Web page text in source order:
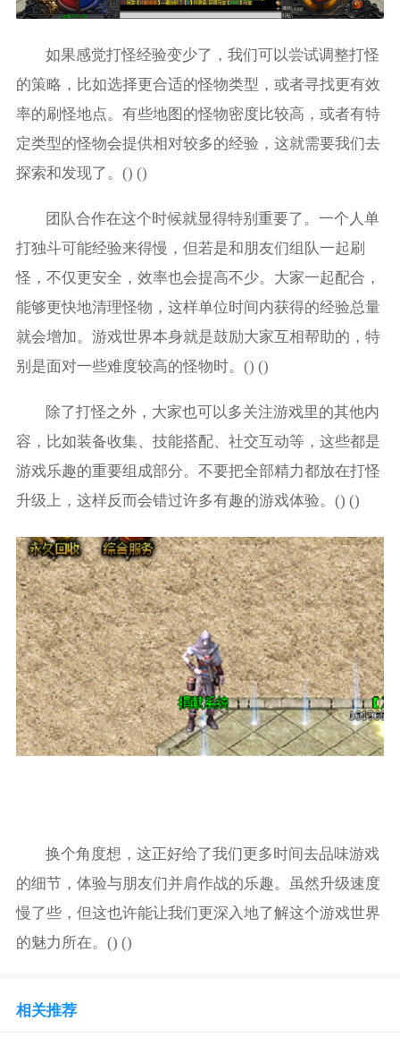
如果感觉打怪经验变少了，我们可以尝试调整打怪
的策略，比如选择更合适的怪物类型，或者寻找更有效
率的刷怪地点。有些地图的怪物密度比较高，或者有特
定类型的怪物会提供相对较多的经验，这就需要我们去
探索和发现了。() ()
团队合作在这个时候就显得特别重要了。一个人单
打独斗可能经验来得慢，但若是和朋友们组队一起刷
怪，不仅更安全，效率也会提高不少。大家一起配合，
能够更快地清理怪物，这样单位时间内获得的经验总量
就会增加。游戏世界本身就是鼓励大家互相帮助的，特
别是面对一些难度较高的怪物时。() ()
除了打怪之外，大家也可以多关注游戏里的其他内
容，比如装备收集、技能搭配、社交互动等，这些都是
游戏乐趣的重要组成部分。不要把全部精力都放在打怪
升级上，这样反而会错过许多有趣的游戏体验。() ()
换个角度想，这正好给了我们更多时间去品味游戏
的细节，体验与朋友们并肩作战的乐趣。虽然升级速度
慢了些，但这也许能让我们更深入地了解这个游戏世界
的魅力所在。() ()
相关推荐